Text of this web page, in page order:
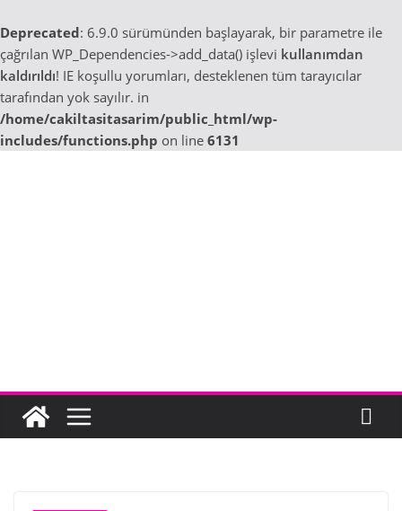
Deprecated: 6.9.0 sürümünden başlayarak, bir parametre ile
çağrılan WP_Dependencies->add_data() işlevi kullanımdan
kaldırıldı! IE koşullu yorumları, desteklenen tüm tarayıcılar
tarafından yok sayılır. in
/home/cakiltasitasarim/public_html/wp-
includes/functions.php on line 6131